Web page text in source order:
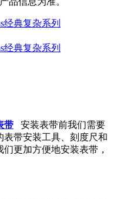
经典复杂系列
经典复杂系列
带
安装表带前我们需要
带安装工具、刻度尺和
更加方便地安装表带，